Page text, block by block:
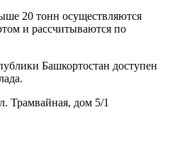
20 тонн осуществляются
и рассчитываются по
Башкортостан доступен
Трамвайная, дом 5/1